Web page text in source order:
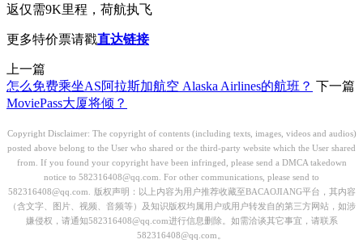
返仅需9K里程，荷航执飞
更多特价票请戳直达链接
上一篇
怎么免费乘坐AS阿拉斯加航空 Alaska Airlines的航班？ 下一篇
MoviePass大厦将倾？
Copyright Disclaimer: The copyright of contents (including texts, images, videos and audios)
posted above belong to the User who shared or the third-party website which the User shared
from. If you found your copyright have been infringed, please send a DMCA takedown
notice to 582316408@qq.com. For other communications, please send to
582316408@qq.com.
版权声明：以上内容为用户推荐收藏至BACAOJIANG平台，其内容
（含文字、图片、视频、音频等）及知识版权均属用户或用户转发自的第三方网站，如涉
嫌侵权，请通知582316408@qq.com进行信息删除。如需洽谈其它事宜，请联系
582316408@qq.com。